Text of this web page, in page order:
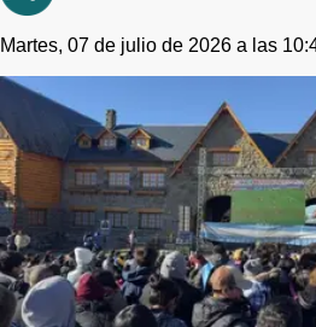
Martes, 07 de julio de 2026 a las